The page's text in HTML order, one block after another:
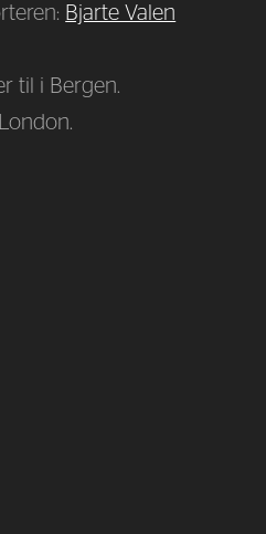
Bjarte Valen
til i Bergen.